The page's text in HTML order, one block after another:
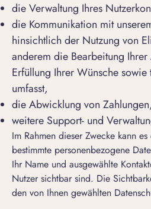
die Verwaltung Ihres
die Kommunikation mit
hinsichtlich der Nutzung von
anderem die Bearbeitung
Erfüllung Ihrer Wünsche
umfasst,
die Abwicklung von Zahlungen,
weitere Support- und
Im Rahmen dieser Zwecke kann
bestimmte personenbezogene
Ihr Name und ausgewählte
Nutzer sichtbar sind. Die
den von Ihnen gewählten